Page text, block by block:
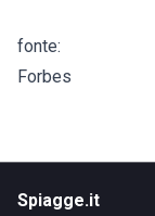
fonte:
Forbes
Spiagge.it